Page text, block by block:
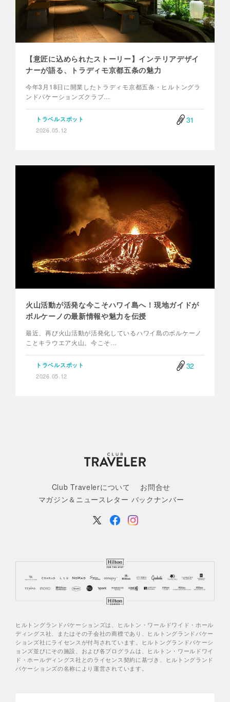
【意匠に込められたストーリー】インテリアデザイ
ナーが語る、トラディモ京都五条の魅力
今年3月18日に開業したトラディモ京都五条・ヒルトングラ
ンドバケーションズクラブ…
トラベルスポット
2026.05.12
31
火山活動が活発な今こそハワイ島へ！現地ガイドが
ボルケーノの最新情報や魅力を伝授
最近、再び火山活動が活発化しているハワイ島のボルケーノ
ことキラウエア火山。今こそ…
トラベルスポット
2026.05.12
32
Club Travelerについて
お問合せ
マガジン＆ニュースレター バックナンバー
ヒルトングランドバケーションズは、ヒルトン・ワールドワイド・ホール
ディングス社、またはその子会社の商標であり、ヒルトングランドバケー
ションズ社にライセンスが付与されています。ヒルトングランドバケーシ
ョンズ並びにその施設、および各プログラムは、ヒルトン・ワールドワイ
ド・ホールディングス社とのライセンス契約に基づき、ヒルトングランド
バケーションズの名称により運営されています。